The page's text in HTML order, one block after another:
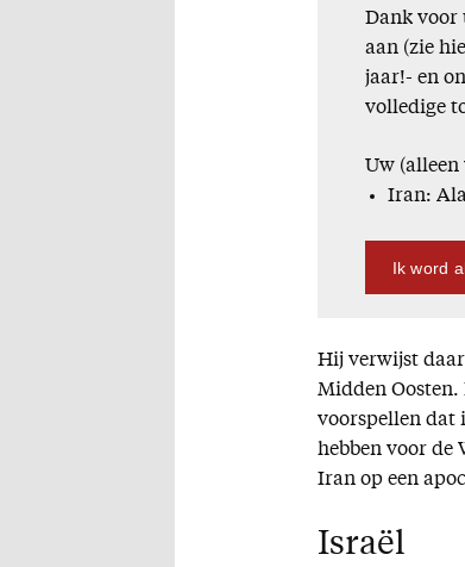
Dank voor
aan (zie
jaar!- en
volledige
Uw (alleen
Iran:
Ik word
Hij verwijst
Midden Oosten.
voorspellen dat
hebben voor de
Iran op een
Israël